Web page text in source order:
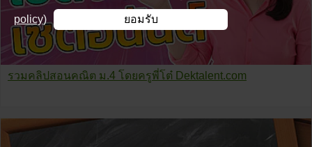
รวมคลิปสอนคณิต ม.4 โดยครูพี่โต๋ Dektalent.com
policy) ยอมรับ